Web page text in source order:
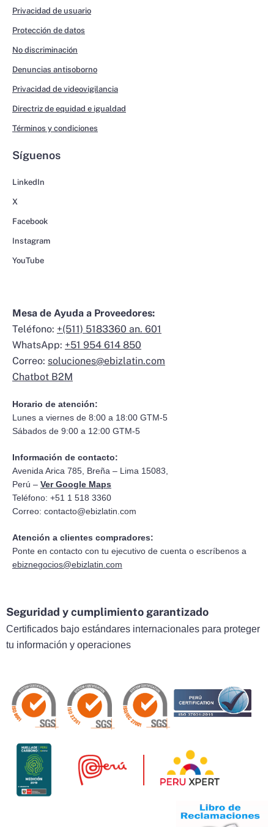
Privacidad de usuario
Protección de datos
No discriminación
Denuncias antisoborno
Privacidad de videovigilancia
Directriz de equidad e igualdad
Términos y condiciones
Síguenos
LinkedIn
X
Facebook
Instagram
YouTube
Mesa de Ayuda a Proveedores:
Teléfono: +(511) 5183360 an. 601
WhatsApp: +51 954 614 850
Correo: soluciones@ebizlatin.com
Chatbot B2M
Horario de atención:
Lunes a viernes de 8:00 a 18:00 GTM-5
Sábados de 9:00 a 12:00 GTM-5
Información de contacto:
Avenida Arica 785, Breña – Lima 15083,
Perú – Ver Google Maps
Teléfono: +51 1 518 3360
Correo: contacto@ebizlatin.com
Atención a clientes compradores:
Ponte en contacto con tu ejecutivo de cuenta o escríbenos a
ebiznegocios@ebizlatin.com
Seguridad y cumplimiento garantizado
Certificados bajo estándares internacionales para proteger
tu información y operaciones